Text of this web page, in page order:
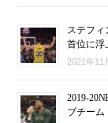
ステフィ
首位に浮
2021年11
2019-
ブチーム